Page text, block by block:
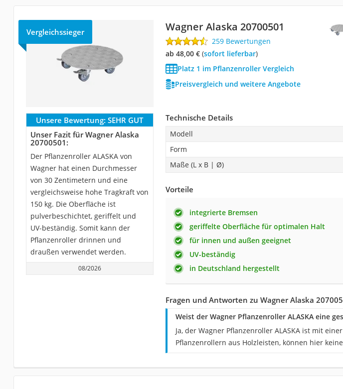
Vergleichssieger Wagner Alaska 20700501
259 Bewertungen
ab 48,00 €( Sofort lieferbar)
Platz 1 im Pflanzenroller Vergleich
Preisvergleich und weitere Angebote
Unsere Bewertung: SEHR GUT
Unser Fazit für Wagner Alaska
20700501:
Der Pflanzenroller ALASKA von
Wagner hat einen Durchmesser
von 30 Zentimetern und eine
vergleichsweise hohe Tragkraft von
150 kg. Die Oberfläche ist
pulverbeschichtet, geriffelt und
UV-beständig. Somit kann der
Pflanzenroller drinnen und
draußen verwendet werden.
08/2026
Technische Details
Modell
Form
Maße (L x B | Ø)
Vorteile
integrierte Bremsen
geriffelte Oberfläche für optimalen Halt
für innen und außen geeignet
UV-beständig
in Deutschland hergestellt
Fragen und Antworten zu Wagner Alaska
Weist der Wagner Pflanzenroller ALASKA eine
Ja, der Wagner Pflanzenroller ALASKA ist mit
Pflanzenrollern aus Holzleisten, können hier